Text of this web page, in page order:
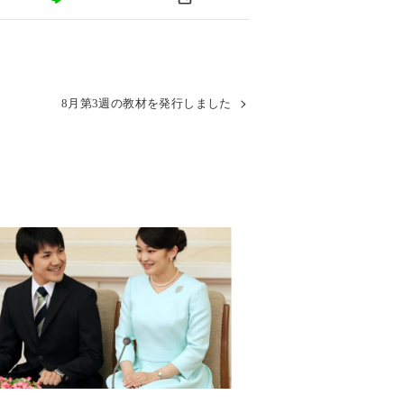
8月第3週の教材を発行しました